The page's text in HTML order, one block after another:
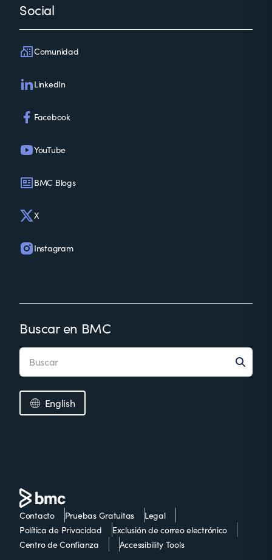
Social
Comunidad
LinkedIn
Facebook
YouTube
BMC Blogs
X
Instagram
Buscar en BMC
English
Contacto Pruebas Gratuitas
Legal
Política de Privacidad
Exclusión de correo electrónico
Centro de Confianza
Accessibility Tools